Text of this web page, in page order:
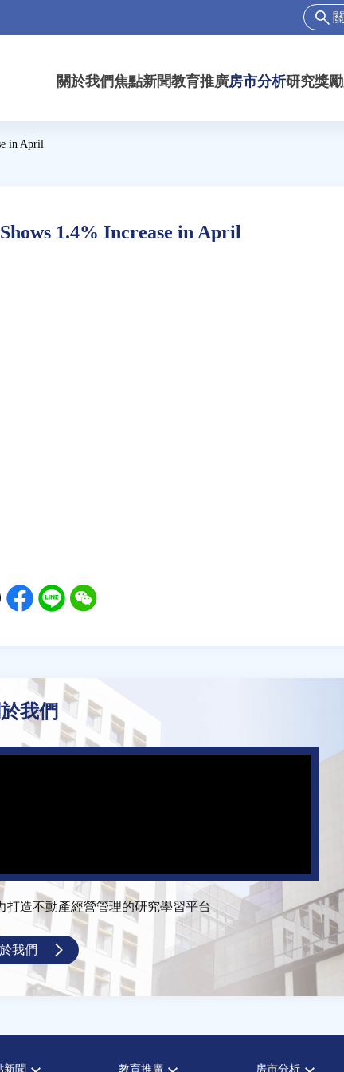
搜
表
單
搜
尋
關於我們焦點新聞教育推廣房市分析研究獎勵
in April
1.4% Increase in April
我們
打造不動產經營管理的研究學習平台
我們
新聞 教育推廣 房市分析